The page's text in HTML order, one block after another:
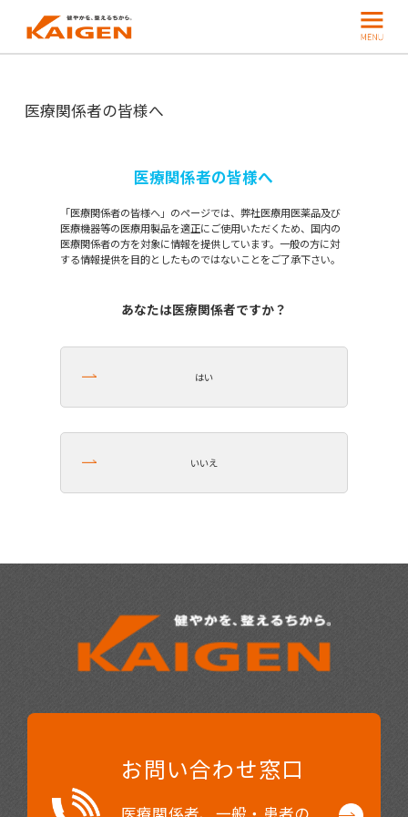
医療関係者の皆様へ
医療関係者の皆様へ
「医療関係者の皆様へ」のページでは、弊社医療用医薬品及び
医療機器等の医療用製品を適正にご使用いただくため、国内の
医療関係者の方を対象に情報を提供しています。一般の方に対
する情報提供を目的としたものではないことをご了承下さい。
あなたは医療関係者ですか？
はい
いいえ
お問い合わせ窓口